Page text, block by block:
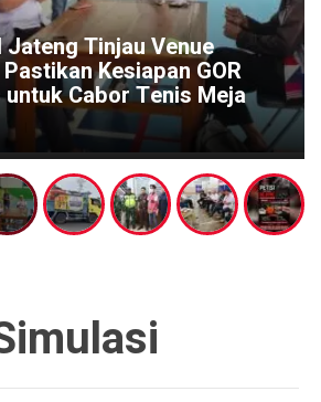
Jateng Tinjau Venue
Kesiapan GOR
Cabor Tenis Meja